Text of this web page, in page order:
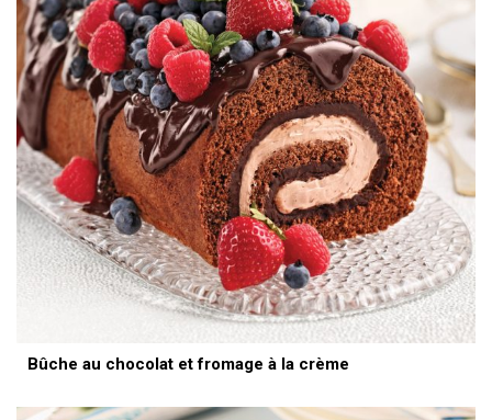
Bûche au chocolat et fromage à la crème